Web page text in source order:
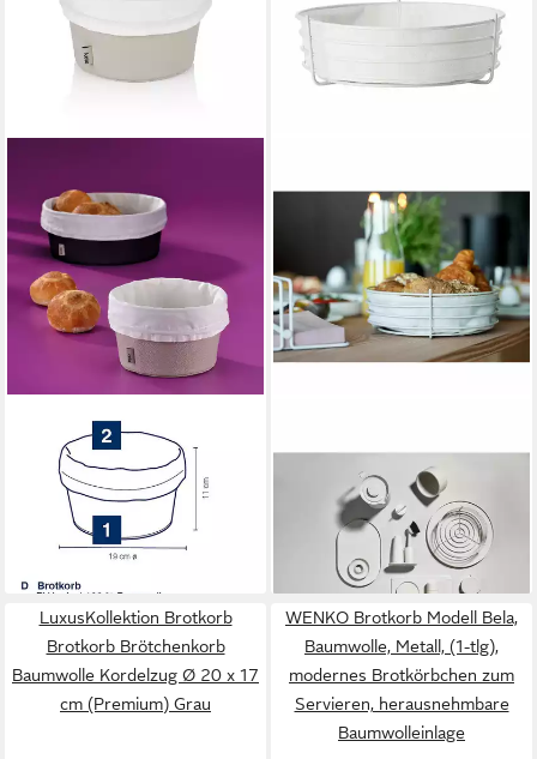
Brotkorb Grana, PU-Leder,
Baumwoll-Beutel mit Zugband
ab 17,95 €
lieferbar - in 3-4 Werktagen bei dir
Brotkorb Singles Warm Grey,
Baumwolle, Metall
47,65 € UVP55,00 €
lieferbar - in 2-3 Werktagen bei dir
LuxusKollektion Brotkorb
Brotkorb Brötchenkorb
Baumwolle Kordelzug Ø 20 x 17
cm (Premium) Grau
WENKO Brotkorb Modell Bela,
Baumwolle, Metall, (1-tlg),
modernes Brotkörbchen zum
Servieren, herausnehmbare
Baumwolleinlage